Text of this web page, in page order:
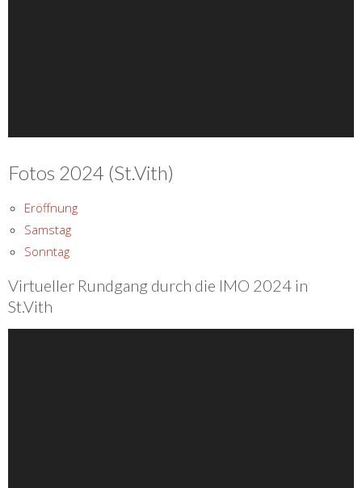
Fotos 2024 (St.Vith)
Eröffnung
Samstag
Sonntag
Virtueller Rundgang durch die IMO 2024 in
St.Vith